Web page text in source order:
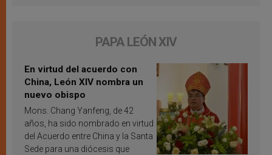
PAPA LEÓN XIV
En virtud del acuerdo con
China, León XIV nombra un
nuevo obispo
Mons. Chang Yanfeng, de 42
años, ha sido nombrado en virtud
del Acuerdo entre China y la Santa
Sede para una diócesis que